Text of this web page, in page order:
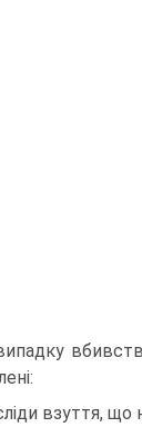
взуття, що